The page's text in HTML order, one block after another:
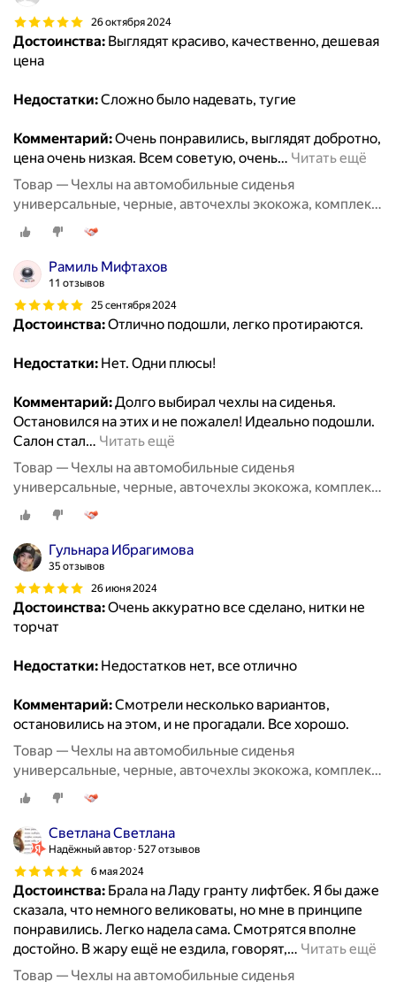
26 октября 2024
Достоинства: Выглядят красиво, качественно, дешевая
цена
Недостатки:Сложно было надевать, тугие
Комментарий:Очень понравились, выглядят добротно,
цена очень низкая. Всем советую, очень… Читать ещё
Товар — Чехлы на автомобильные сиденья
универсальные, черные, авточехлы экокожа, комплект
на весь салон машины кожаные 11 шт
Рамиль Мифтахов
11 отзывов
25 сентября 2024
Достоинства:Отлично подошли, легко протираются.
Недостатки: Нет. Одни плюсы!
Комментарий:Долго выбирал чехлы на сиденья.
Остановился на этих и не пожалел! Идеально подошли.
Салон стал… Читать ещё
Товар — Чехлы на автомобильные сиденья
универсальные, черные, авточехлы экокожа, комплект
на весь салон машины кожаные 11 шт
Гульнара Ибрагимова
35 отзывов
26 июня 2024
Достоинства:Очень аккуратно все сделано, нитки не
торчат
Недостатки: Недостатков нет, все отлично
Комментарий:Смотрели несколько вариантов,
остановились на этом, и не прогадали. Все хорошо.
Товар — Чехлы на автомобильные сиденья
универсальные, черные, авточехлы экокожа, комплект
на весь салон машины кожаные 11 шт
Светлана Светлана
Надёжный автор 527 отзывов
6 мая 2024
Достоинства: Брала на Ладу гранту лифтбек. Я бы даже
сказала, что немного великоваты, но мне в принципе
понравились. Легко надела сама. Смотрятся вполне
достойно. В жару ещё не ездила, говорят,… Читать ещё
Товар — Чехлы на автомобильные сиденья